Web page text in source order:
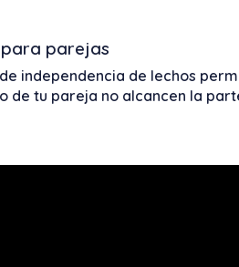
parejas
independencia de lechos
de tu pareja no alcancen la